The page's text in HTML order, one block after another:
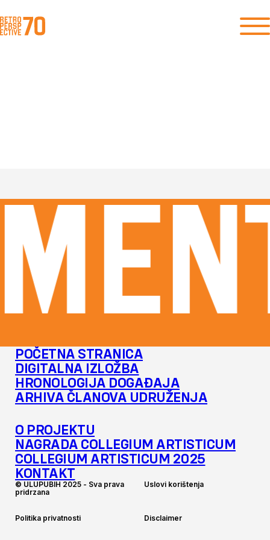
POČETNA STRANICA
DIGITALNA IZLOŽBA
HRONOLOGIJA DOGAĐAJA
ARHIVA ČLANOVA UDRUŽENJA
O PROJEKTU
NAGRADA COLLEGIUM ARTISTICUM
COLLEGIUM ARTISTICUM 2025
KONTAKT
© ULUPUBIH 2025 - Sva prava
pridrzana
Uslovi korištenja
Politika privatnosti Disclaimer